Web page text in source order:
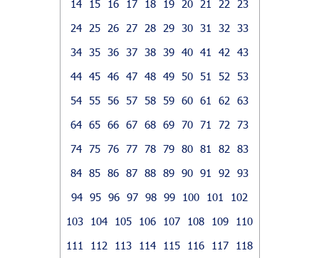
14
15 16 17 18 19 20 21 22
23
24
25 26 27 28 29 30 31 32
33
34 35 36 37 38 39 40 41 42
43
44 45 46 47 48 49 50 51 52
53
54 55 56 57 58 59 60 61 62
63
64 65 66 67 68 69 70 71 72
73
74 75 76 77 78 79 80 81 82
83
84 85 86 87 88 89 90 91 92
93
94 95 96 97 98 99 100 101
102
103
104 105 106 107 108 109
110
111
112 113 114 115 116 117
118